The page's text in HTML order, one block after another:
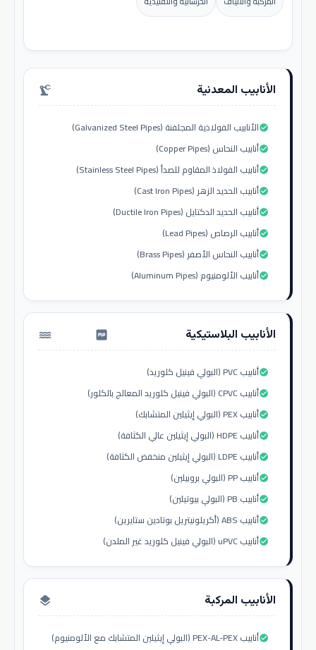
الأنابيب المعدنية precision_manufacturing
الأنابيب الفولاذية المجلفنة (Galvanized Steel Pipes)check_circle
أنابيب النحاس (Copper Pipes)check_circle
أنابيب الفولاذ المقاوم للصدأ (Stainless Steel Pipes)check_circle
أنابيب الحديد الزهر (Cast Iron Pipes)check_circle
أنابيب الحديد الدكتايل (Ductile Iron Pipes)check_circle
أنابيب الرصاص (Lead Pipes)check_circle
أنابيب النحاس الأصفر (Brass Pipes)check_circle
أنابيب الألومنيوم (Aluminum Pipes)check_circle
الأنابيب البلاستيكية water_pump
أنابيب PVC (البولي فينيل كلوريد)check_circle
أنابيب CPVC (البولي فينيل كلوريد المعالج بالكلور)check_circle
أنابيب PEX (البولي إيثيلين المتشابك)check_circle
أنابيب HDPE (البولي إيثيلين عالي الكثافة)check_circle
أنابيب LDPE (البولي إيثيلين منخفض الكثافة)check_circle
أنابيب PP (البولي بروبيلين)check_circle
أنابيب PB (البولي بيوتيلين)check_circle
أنابيب ABS (أكريلونيتريل بوتادين ستايرين)check_circle
أنابيب uPVC (البولي فينيل كلوريد غير الملدن)check_circle
الأنابيب المركبة layers
أنابيب PEX-AL-PEX (البولي إيثيلين المتشابك مع الألومنيوم)check_circle